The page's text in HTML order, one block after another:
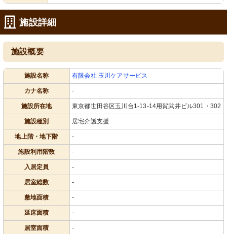
施設詳細
施設概要
施設名称 有限会社 玉川ケアサービス
カナ名称 -
施設所在地 東京都世田谷区玉川台1-13-14用賀武井ビル301・302
施設種別 居宅介護支援
地上階・地下階 -
施設利用階数 -
入居定員 -
居室総数 -
敷地面積 -
延床面積 -
居室面積 -